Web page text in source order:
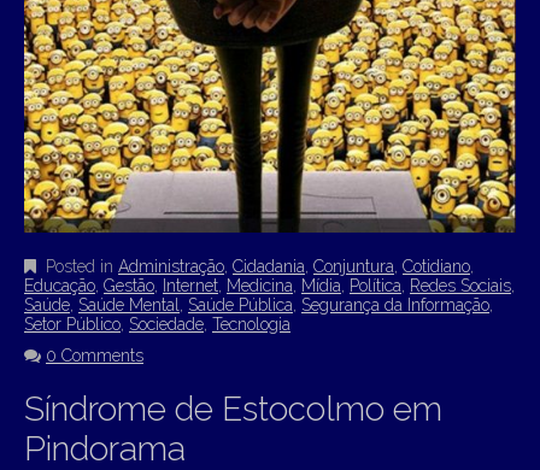
Posted in Administração Cidadania Conjuntura Cotidiano
Educação Gestão Internet Medicina Mídia Política Redes Sociais
Saúde Saúde Mental Saúde Pública Segurança da Informação
Setor Público Sociedade Tecnologia
0 Comments
Síndrome de Estocolmo em
Pindorama